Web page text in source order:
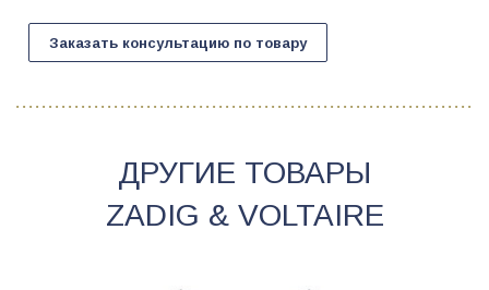
Заказать консультацию по товару
ДРУГИЕ ТОВАРЫ
ZADIG & VOLTAIRE